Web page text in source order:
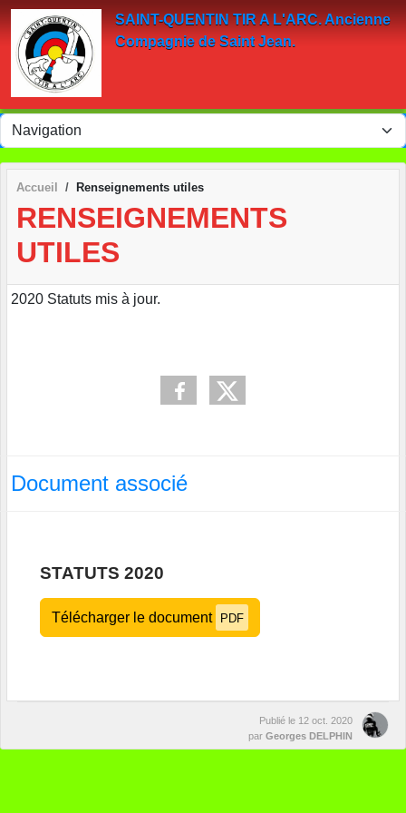
SAINT-QUENTIN TIR A L'ARC. Ancienne
Compagnie de Saint Jean.
Accueil Renseignements utiles
RENSEIGNEMENTS
UTILES
2020 Statuts mis à jour.
Document associé
STATUTS 2020
Télécharger le document PDF
Publié le 12 oct. 2020
par Georges DELPHIN
Panneau de gestion des cookies